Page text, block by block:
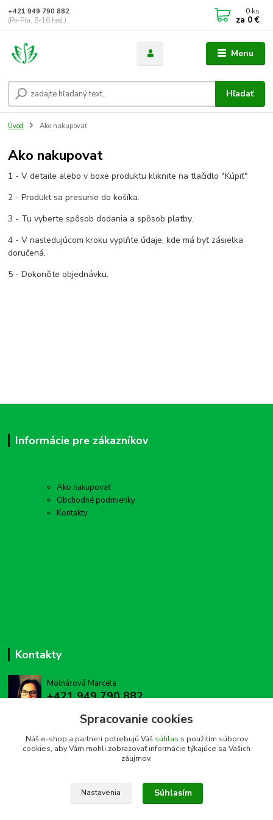
Menu
Hľadať
+421 949 790 882
(Po-Pia, 8-16 hod.)
0 ks
za 0 €
Úvod Ako nakupovať
Ako nakupovat
1 - V detaile alebo v boxe produktu kliknite na tlačidlo "Kúpiť"
2 - Produkt sa presunie do košíka.
3 - Tu vyberte spôsob dodania a spôsob platby.
4 - V nasledujúcom kroku vyplňte údaje, kde má byť zásielka
doručená.
5 - Dokončite objednávku.
Informácie pre zákazníkov
Ako nakupovať
Obchodné podmienky
Kontakty
Kontakty
Molnárová Marcela
+421 949 790 882
vetom@vetom.sk
Upravit sběr cookies.
Spracovanie cookies
Náš e-shop a partneri potrebujú Váš súhlas s použitím súborov
cookies, aby Vám mohli zobrazovať informácie týkajúce sa Vašich
záujmov.
Nastavenia Súhlasím